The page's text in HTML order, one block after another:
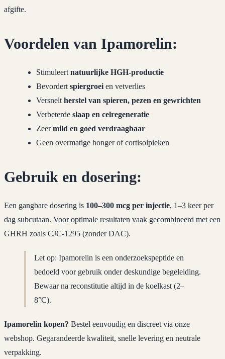
afgifte.
Voordelen van Ipamorelin:
Stimuleert natuurlijke HGH-productie
Bevordert spiergroei en vetverlies
Versnelt herstel van spieren, pezen en gewrichten
Verbeterde slaap en celregeneratie
Zeermild en goed verdraagbaar
Geen overmatige honger of cortisolpieken
Gebruik en dosering:
Een gangbare dosering is 100–300 mcg per injectie, 1–3 keer per
dag subcutaan. Voor optimale resultaten vaak gecombineerd met een
GHRH zoals CJC-1295 (zonder DAC).
Let op: Ipamorelin is een onderzoekspeptide en
bedoeld voor gebruik onder deskundige begeleiding.
Bewaar na reconstitutie altijd in de koelkast (2–
8°C).
Ipamorelin kopen? Bestel eenvoudig en discreet via onze
webshop. Gegarandeerde kwaliteit, snelle levering en neutrale
verpakking.